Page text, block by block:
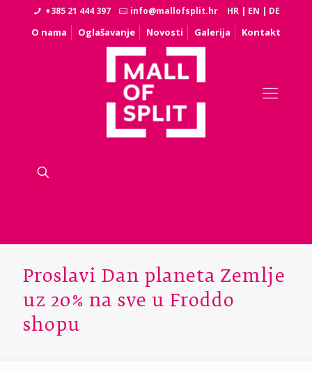
+385 21 444 397 info@mallofsplit.hr HR | EN | DE
O nama Oglašavanje Novosti Galerija Kontakt
Proslavi Dan planeta Zemlje
uz 20% na sve u Froddo
shopu